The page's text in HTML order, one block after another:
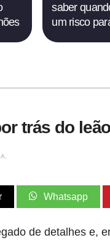
saber
um risco
trás do
Whatsapp
de detalhes e,